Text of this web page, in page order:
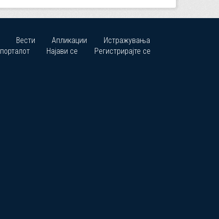
Вести Апликации
Истражувања
Најави се Регистрирајте се